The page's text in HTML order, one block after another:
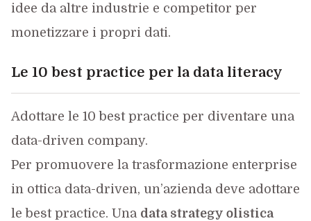
idee da altre industrie e competitor per
monetizzare i propri dati.
Le 10 best practice per la data literacy
Adottare le 10 best practice per diventare una
data-driven company.
Per promuovere la trasformazione enterprise
in ottica data-driven, un’azienda deve adottare
le best practice. Una data strategy olistica